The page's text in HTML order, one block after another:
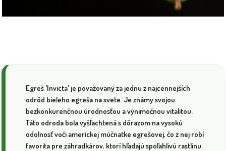
Egreš 'Invicta' je považovaný za jednu z najcennejších
odrôd bieleho egreša na svete. Je známy svojou
bezkonkurenčnou úrodnosťou a výnimočnou vitalitou.
Táto odroda bola vyšľachtená s dôrazom na vysokú
odolnosť voči americkej múčnatke egrešovej, čo z nej robí
favorita pre záhradkárov, ktorí hľadajú spoľahlivú rastlinu